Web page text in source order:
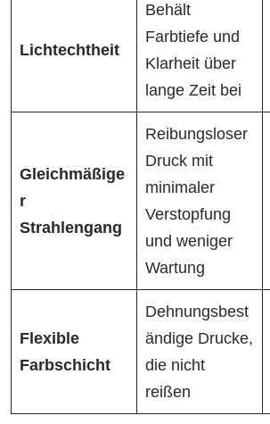
Lichtechtheit
Behält
Farbtiefe und
Klarheit über
lange Zeit bei
Gleichmäßige
r
Strahlengang
Reibungsloser
Druck mit
minimaler
Verstopfung
und weniger
Wartung
Flexible
Farbschicht
Dehnungsbest
ändige Drucke,
die nicht
reißen